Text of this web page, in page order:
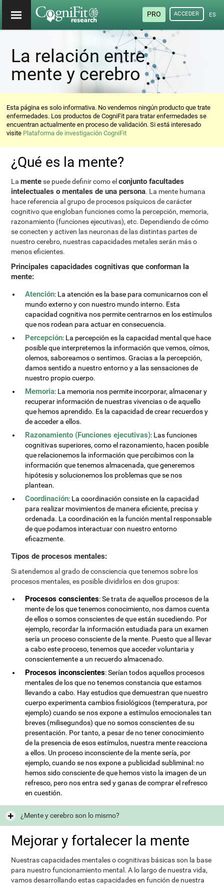
PRO ACCEDER
La relación entre
mente y cerebro
Esta página es solo informativa. No vendemos ningún producto que trate
enfermedades. Los productos de CogniFit para tratar enfermedades se
encuentran actualmente en proceso de validación. Si está interesado
visite Plataforma de investigación CogniFit
¿Qué es la mente?
Lamentese puede definir como elconjunto facultades
intelectuales o mentales de una persona. La mente humana
hace referencia al grupo de procesos psíquicos de carácter
cognitivo que engloban funciones como la percepción, memoria,
razonamiento (funciones ejecutivas), etc. Dependiendo de cómo
se conecten y activen las neuronas de las distintas partes de
nuestro cerebro, nuestras capacidades metales serán más o
menos eficientes.
Principales capacidades cognitivas que conforman la
mente:
Atención: La atención es la base para comunicarnos con el
mundo externo y con nuestro mundo interno. Esta
capacidad cognitiva nos permite centrarnos en los estímulos
que nos rodean para actuar en consecuencia.
Percepción: La percepción es la capacidad mental que hace
posible que interpretemos la información que vemos, oímos,
olemos, saboreamos o sentimos. Gracias a la percepción,
damos sentido a nuestro entorno y a las sensaciones de
nuestro propio cuerpo.
Memoria: La memoria nos permite incorporar, almacenar y
recuperar información de nuestras vivencias o de aquello
que hemos aprendido. Es la capacidad de crear recuerdos y
de acceder a ellos.
Razonamiento (Funciones ejecutivas): Las funciones
cognitivas superiores, como el razonamiento, hacen posible
que relacionemos la información que percibimos con la
información que tenemos almacenada, que generemos
hipótesis y solucionemos los problemas que se nos
plantean.
Coordinación: La coordinación consiste en la capacidad
para realizar movimientos de manera eficiente, precisa y
ordenada. La coordinación es la función mental responsable
de que podamos interactuar con nuestro entorno
eficazmente.
Tipos de procesos mentales:
Si atendemos al grado de consciencia que tenemos sobre los
procesos mentales, es posible dividirlos en dos grupos:
Procesos conscientes: Se trata de aquellos procesos de la
mente de los que tenemos conocimiento, nos damos cuenta
de ellos o somos conscientes de que están sucediendo. Por
ejemplo, recordar la información estudiada para un examen
sería un proceso consciente de la mente. Puesto que al llevar
a cabo este proceso, tenemos que acceder voluntaria y
conscientemente a un recuerdo almacenado.
Procesos inconscientes: Serían todos aquellos procesos
mentales de los que no tenemos constancia que estamos
llevando a cabo. Hay estudios que demuestran que nuestro
cuerpo experimenta cambios fisiológicos (temperatura, por
ejemplo) cuando se nos expone a estímulos emocionales tan
breves (milisegundos) que no somos conscientes de su
presentación. Por tanto, a pesar de no tener conocimiento
de la presencia de esos estímulos, nuestra mente reacciona
a ellos. Un proceso inconsciente de la mente sería, por
ejemplo, cuando se nos expone a publicidad subliminal: no
hemos sido consciente de que hemos visto la imagen de un
refresco, pero nos entra sed y ganas de comprar el refresco
en cuestión.
¿Mente y cerebro son lo mismo?
Mejorar y fortalecer la mente
Nuestras capacidades mentales o cognitivas básicas son la base
para nuestro funcionamiento mental. A lo largo de nuestra vida,
vamos desarrollando estas capacidades en función de nuestra